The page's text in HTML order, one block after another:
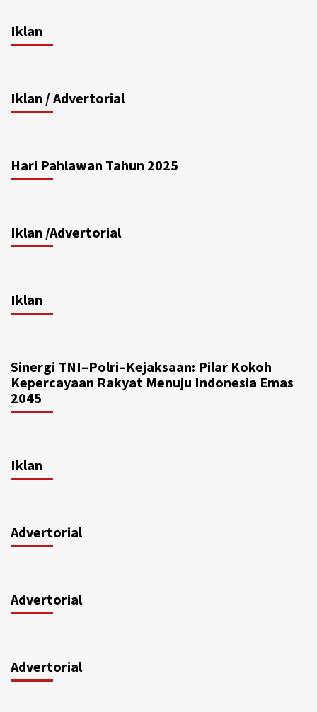
Iklan
Iklan / Advertorial
Hari Pahlawan Tahun 2025
Iklan /Advertorial
Iklan
Sinergi TNI–Polri–Kejaksaan: Pilar Kokoh
Kepercayaan Rakyat Menuju Indonesia Emas
2045
Iklan
Advertorial
Advertorial
Advertorial